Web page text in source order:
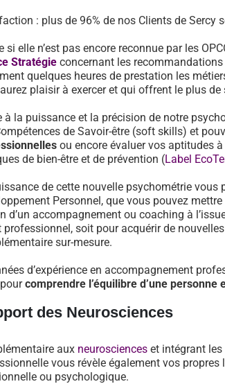
: plus de 96% de nos Clients de Sercy
si elle n’est pas encore reconnue par les
Stratégie concernant les
quelques heures de prestation les
plaisir à exercer et qui offrent le plus de
à la puissance et la précision de notre
de Savoir-être (soft skills) et
ou encore évaluer vos aptitudes
de bien-être et de prévention (Label
de cette nouvelle psychométrie
Personnel, que vous pouvez
d’un accompagnement ou coaching à
professionnel, soit pour acquérir de
sur-mesure.
d’expérience en accompagnement
comprendre l’équilibre d’une
des Neurosciences
aux neurosciences et intégrant les
vous révèle également vos
ou psychologique.